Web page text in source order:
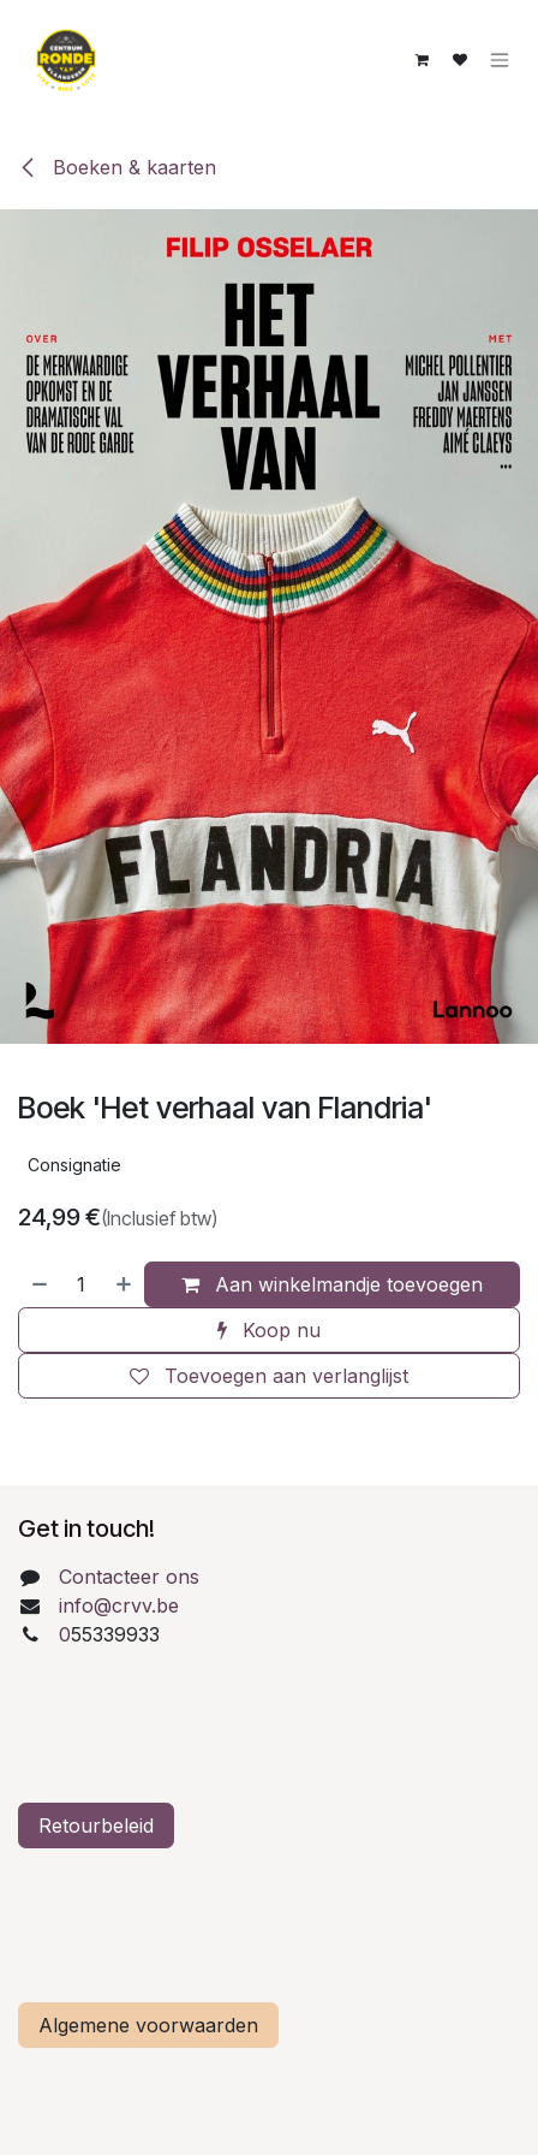
Boeken & kaarten
Boek 'Het verhaal van Flandria'
Consignatie
24,99€(Inclusief btw)
Aan winkelmandje toevoegen
Koop nu
Toevoegen aan verlanglijst
Get in touch!
Contacteer ons
info@crvv.be
055339933
Retourbeleid
Algemene voorwaarden